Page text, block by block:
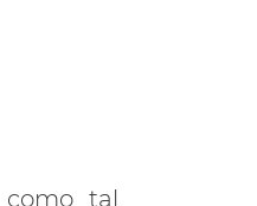
como tal